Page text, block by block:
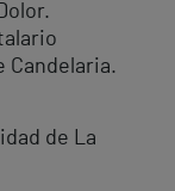
Candelaria.
de La